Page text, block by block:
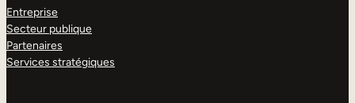
Entreprise
Secteur publique
Partenaires
Services stratégiques